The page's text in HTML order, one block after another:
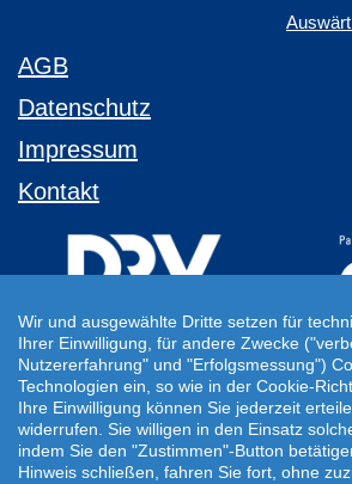
AGB
Datenschutz
Impressum
Kontakt
Ihre Individuelle
Auf Ihre ganz persönlichen Vorstellungen
Für Ihre individuellen Reisewünsche
persönliches Angebot.
Wir und ausgewählte Dritte setzen für
Ihrer Einwilligung, für andere Zwecke
Nutzererfahrung" und "Erfolgsmessung")
Technologien ein, so wie in der Cookie-
Ihre Einwilligung können Sie jederzeit
widerrufen. Sie willigen in den Einsatz
indem Sie den "Zustimmen"-Button
Hinweis schließen, fahren Sie fort, ohne